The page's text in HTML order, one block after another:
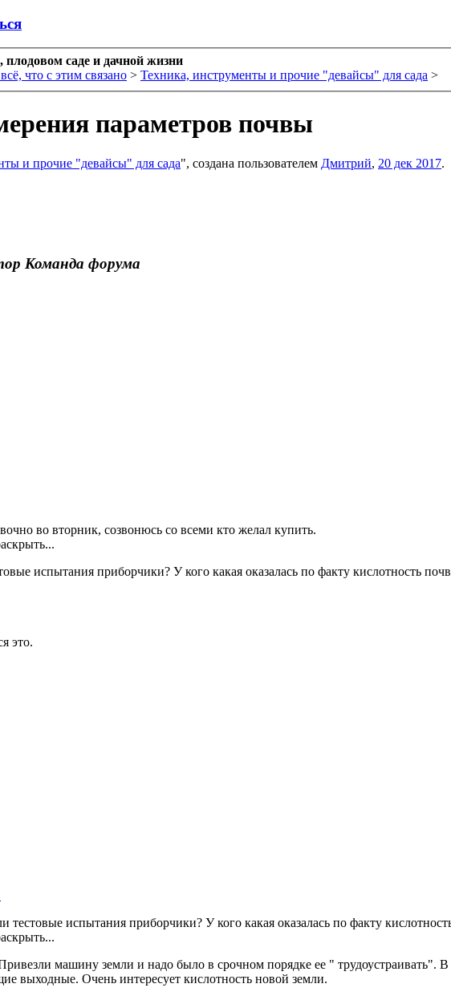
плодовом саде и дачной жизни
что с этим связано > Техника, инструменты и прочие "девайсы" для сада >
параметров почвы
и прочие "девайсы" для сада", создана пользователем Дмитрий, 20 дек 2017.
Команда форума
во вторник, созвонюсь со всеми кто желал купить.
испытания приборчики? У кого какая оказалась по факту кислотность
это.
тестовые испытания приборчики? У кого какая оказалась по факту
машину земли и надо было в срочном порядке ее "
выходные. Очень интересует кислотность новой земли.